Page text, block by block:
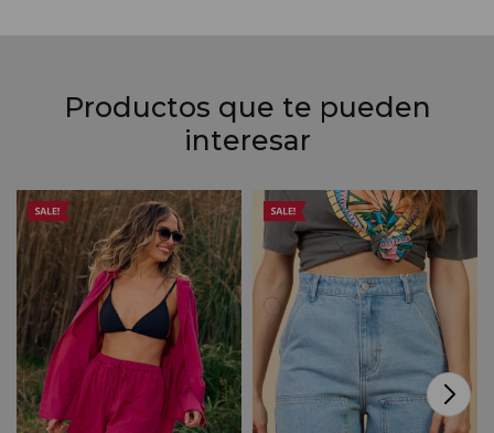
Productos que te pueden
interesar